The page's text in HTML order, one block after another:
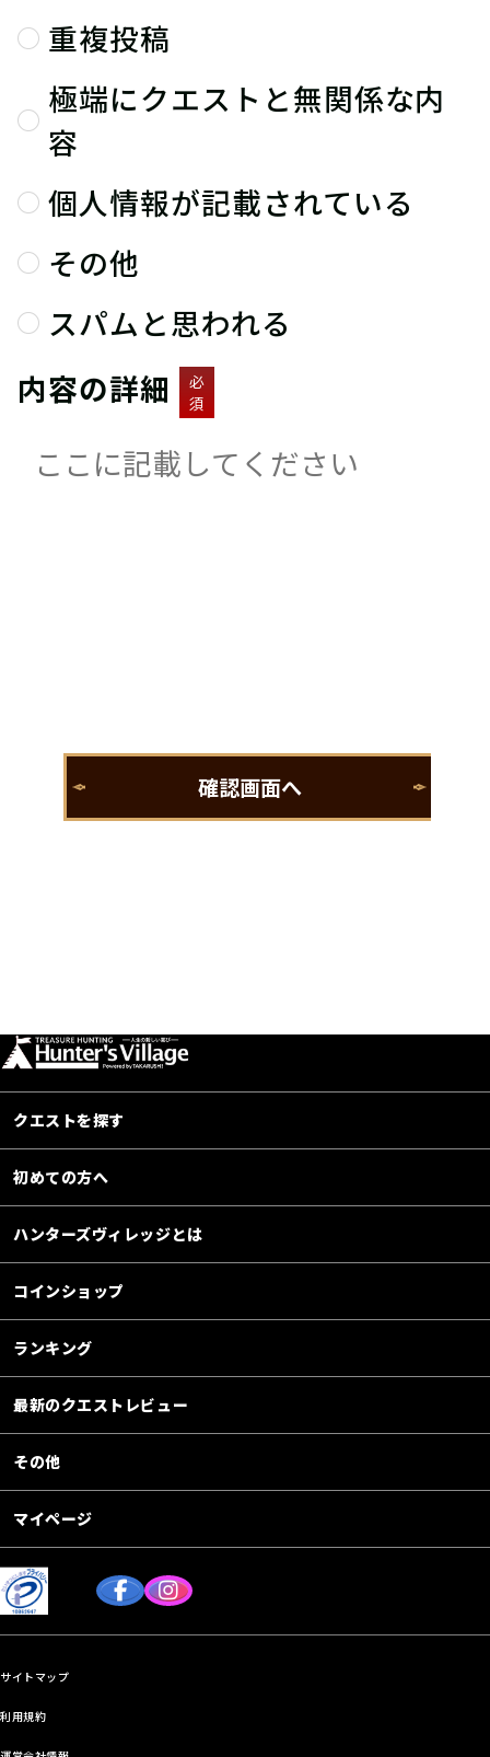
重複投稿
極端にクエストと無関係な内
容
個人情報が記載されている
その他
スパムと思われる
内容の詳細
必
須
クエストを探す
初めての方へ
ハンターズヴィレッジとは
コインショップ
ランキング
最新のクエストレビュー
その他
マイページ
サイトマップ
利用規約